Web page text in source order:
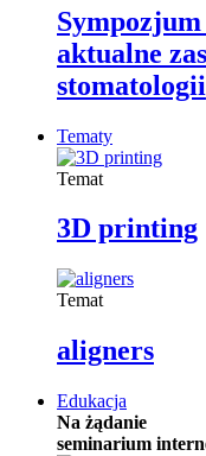
aktualne
stomatologii
Tematy
Temat
3D printing
Temat
aligners
Edukacja
Na żądanie
seminarium